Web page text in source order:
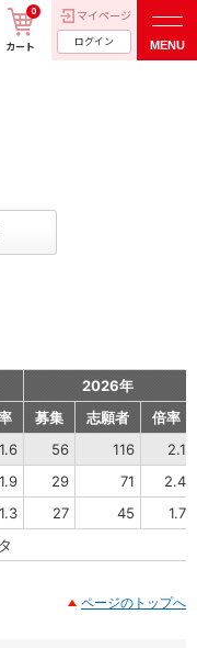
カート
0 マイページ
ログイン MENU
2026年
募集 志願者
倍率
1.6 56 116
2.1
1.9 29 71
2.4
1.3 27 45
1.7
ページのトップへ